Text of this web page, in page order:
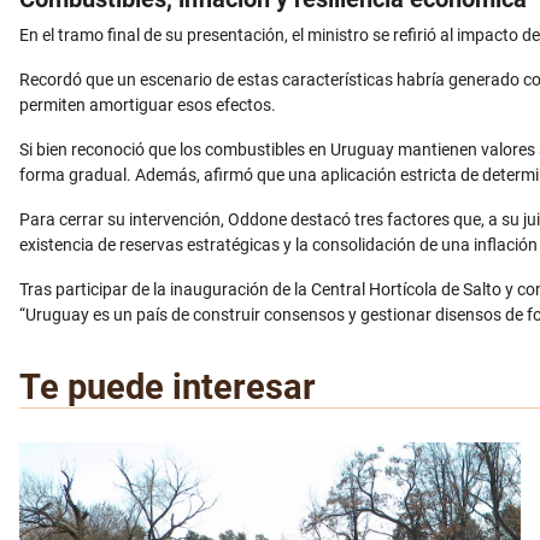
En el tramo final de su presentación, el ministro se refirió al impacto
Recordó que un escenario de estas características habría generado
permiten amortiguar esos efectos.
Si bien reconoció que los combustibles en Uruguay mantienen
forma gradual. Además, afirmó que una aplicación estricta de
Para cerrar su intervención, Oddone destacó tres factores que, a su
existencia de reservas estratégicas y la consolidación de una
Tras participar de la inauguración de la Central Hortícola de Salto y
“Uruguay es un país de construir consensos y gestionar disensos de
Te puede interesar